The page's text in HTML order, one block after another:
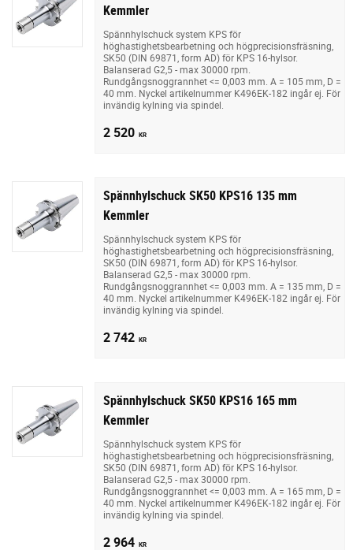
Kemmler
Spännhylschuck system KPS för
höghastighetsbearbetning och högprecisionsfräsning,
SK50 (DIN 69871, form AD) för KPS 16-hylsor.
Balanserad G2,5 - max 30000 rpm.
Rundgångsnoggrannhet <= 0,003 mm. A = 105 mm, D =
40 mm. Nyckel artikelnummer K496EK-182 ingår ej. För
invändig kylning via spindel.
2 520 KR
Spännhylschuck SK50 KPS16 135 mm
Kemmler
Spännhylschuck system KPS för
höghastighetsbearbetning och högprecisionsfräsning,
SK50 (DIN 69871, form AD) för KPS 16-hylsor.
Balanserad G2,5 - max 30000 rpm.
Rundgångsnoggrannhet <= 0,003 mm. A = 135 mm, D =
40 mm. Nyckel artikelnummer K496EK-182 ingår ej. För
invändig kylning via spindel.
2 742 KR
Spännhylschuck SK50 KPS16 165 mm
Kemmler
Spännhylschuck system KPS för
höghastighetsbearbetning och högprecisionsfräsning,
SK50 (DIN 69871, form AD) för KPS 16-hylsor.
Balanserad G2,5 - max 30000 rpm.
Rundgångsnoggrannhet <= 0,003 mm. A = 165 mm, D =
40 mm. Nyckel artikelnummer K496EK-182 ingår ej. För
invändig kylning via spindel.
2 964 KR